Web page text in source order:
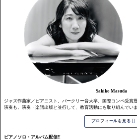
Sakiko Masuda
ジャズ作曲家／ピアニスト。バークリー音大卒。国際コンペ受賞
演奏も。演奏・楽譜出版と並行して、教育活動にも取り組んでいま
プロフィールを見る 
ピアノソロ・アルバム配信!!